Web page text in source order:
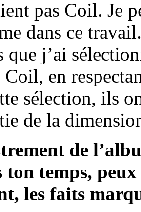
pas Coil. Je
dans ce
que j’ai
en
sélection, ils
de la
de
ton temps,
les faits